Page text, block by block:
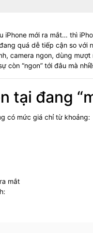
iPhone mới ra mắt… thì
quá dễ tiếp cận so với
camera ngon, dùng mượt
còn “ngon” tới đâu mà
tại đang
có mức giá chỉ từ khoảng:
mắt